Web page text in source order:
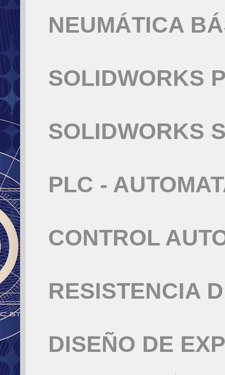
NEUMÁTICA
SOLIDWORKS
SOLIDWORKS
PLC -
CONTROL
RESISTENCIA
DISEÑO DE